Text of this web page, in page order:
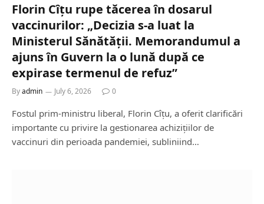
Florin Cîțu rupe tăcerea în dosarul
vaccinurilor: „Decizia s-a luat la
Ministerul Sănătății. Memorandumul a
ajuns în Guvern la o lună după ce
expirase termenul de refuz”
Byadmin July 6, 2026 0
Fostul prim-ministru liberal, Florin Cîțu, a oferit clarificări
importante cu privire la gestionarea achizițiilor de
vaccinuri din perioada pandemiei, subliniind…